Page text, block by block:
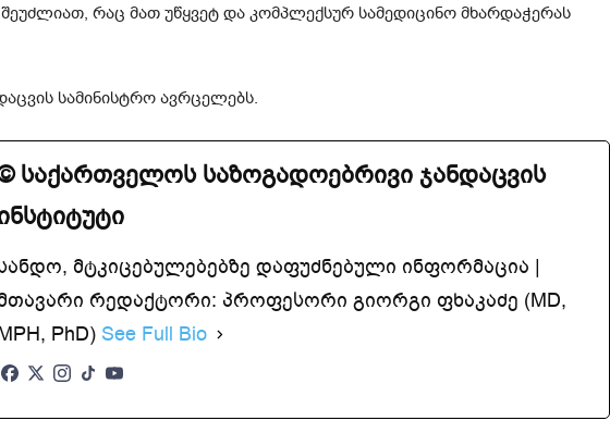
რაც მათ უწყვეტ და კომპლექსურ სამედიცინო მხარდაჭერას
სამინისტრო ავრცელებს.
საქართველოს საზოგადოებრივი ჯანდაცვის
მტკიცებულებებზე დაფუძნებული ინფორმაცია |
რედაქტორი: პროფესორი გიორგი ფხაკაძე (MD,
PhD) See Full Bio